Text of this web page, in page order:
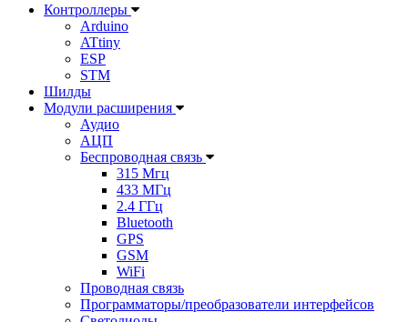
Контроллеры
Arduino
ATtiny
ESP
STM
Шилды
Модули расширения
Аудио
АЦП
Беспроводная связь
315 Мгц
433 МГц
2.4 ГГц
Bluetooth
GPS
GSM
WiFi
Проводная связь
Программаторы/преобразователи интерфейсов